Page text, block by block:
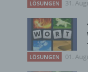
LÖSUNGEN 31.
LÖSUNGEN 01.